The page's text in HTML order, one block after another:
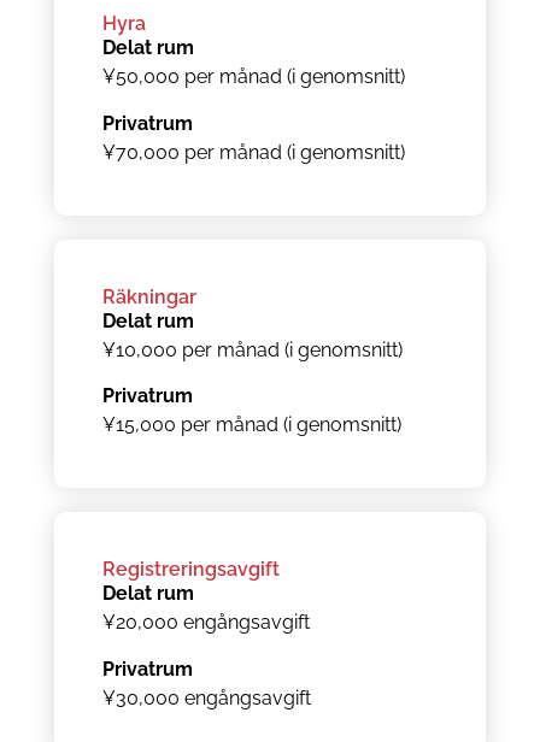
Hyra
Delat rum
¥50,000 per månad (i genomsnitt)
Privatrum
¥70,000 per månad (i genomsnitt)
Räkningar
Delat rum
¥10,000 per månad (i genomsnitt)
Privatrum
¥15,000 per månad (i genomsnitt)
Registreringsavgift
Delat rum
¥20,000 engångsavgift
Privatrum
¥30,000 engångsavgift